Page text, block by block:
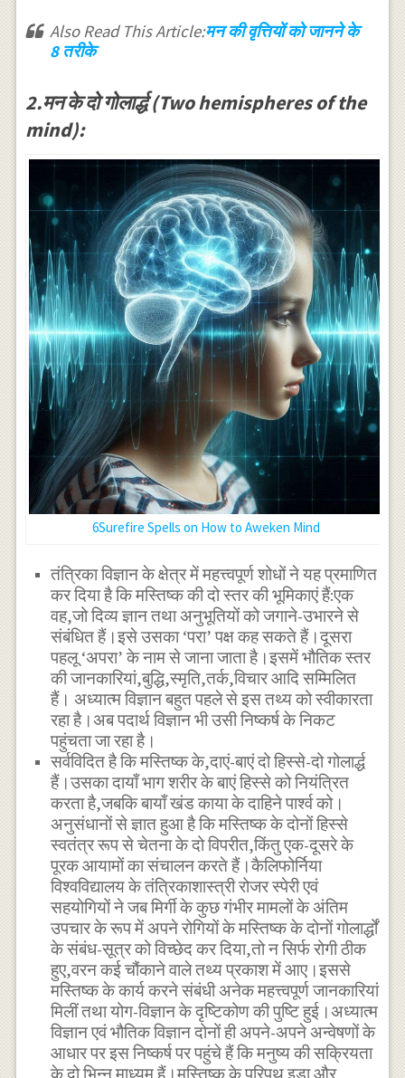
Also Read This Article:मन की वृत्तियों को जानने के
8 तरीके
2.मन के दो गोलार्द्ध (Two hemispheres of the
mind):
6Surefire Spells on How to Aweken Mind
तंत्रिका विज्ञान के क्षेत्र में महत्त्वपूर्ण शोधों ने यह प्रमाणित
कर दिया है कि मस्तिष्क की दो स्तर की भूमिकाएं हैं:एक
वह,जो दिव्य ज्ञान तथा अनुभूतियों को जगाने-उभारने से
संबंधित हैं।इसे उसका ‘परा’ पक्ष कह सकते हैं।दूसरा
पहलू ‘अपरा’ के नाम से जाना जाता है।इसमें भौतिक स्तर
की जानकारियां,बुद्धि,स्मृति,तर्क,विचार आदि सम्मिलित
हैं। अध्यात्म विज्ञान बहुत पहले से इस तथ्य को स्वीकारता
रहा है।अब पदार्थ विज्ञान भी उसी निष्कर्ष के निकट
पहुंचता जा रहा है।
सर्वविदित है कि मस्तिष्क के,दाएं-बाएं दो हिस्से-दो गोलार्द्ध
हैं।उसका दायाँ भाग शरीर के बाएं हिस्से को नियंत्रित
करता है,जबकि बायाँ खंड काया के दाहिने पार्श्व को।
अनुसंधानों से ज्ञात हुआ है कि मस्तिष्क के दोनों हिस्से
स्वतंत्र रूप से चेतना के दो विपरीत,किंतु एक-दूसरे के
पूरक आयामों का संचालन करते हैं।कैलिफोर्निया
विश्वविद्यालय के तंत्रिकाशास्त्री रोजर स्पेरी एवं
सहयोगियों ने जब मिर्गी के कुछ गंभीर मामलों के अंतिम
उपचार के रूप में अपने रोगियों के मस्तिष्क के दोनों गोलार्द्धों
के संबंध-सूत्र को विच्छेद कर दिया,तो न सिर्फ रोगी ठीक
हुए,वरन कई चौंकाने वाले तथ्य प्रकाश में आए।इससे
मस्तिष्क के कार्य करने संबंधी अनेक महत्त्वपूर्ण जानकारियां
मिलीं तथा योग-विज्ञान के दृष्टिकोण की पुष्टि हुई।अध्यात्म
विज्ञान एवं भौतिक विज्ञान दोनों ही अपने-अपने अन्वेषणों के
आधार पर इस निष्कर्ष पर पहुंचे हैं कि मनुष्य की सक्रियता